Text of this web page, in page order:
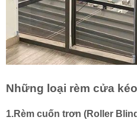
Những loại rèm cửa
1.Rèm cuốn trơn (Roller